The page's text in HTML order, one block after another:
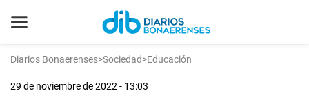
Diarios Bonaerenses>Sociedad>Educación
29 de noviembre de 2022 - 13:03